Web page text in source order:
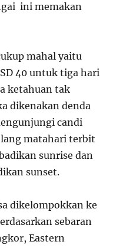
ini memakan
mahal yaitu
40 untuk tiga hari
ketahuan tak
dikenakan denda
candi
matahari terbit
sunrise dan
sunset.
dikelompokkan ke
sebaran
Eastern